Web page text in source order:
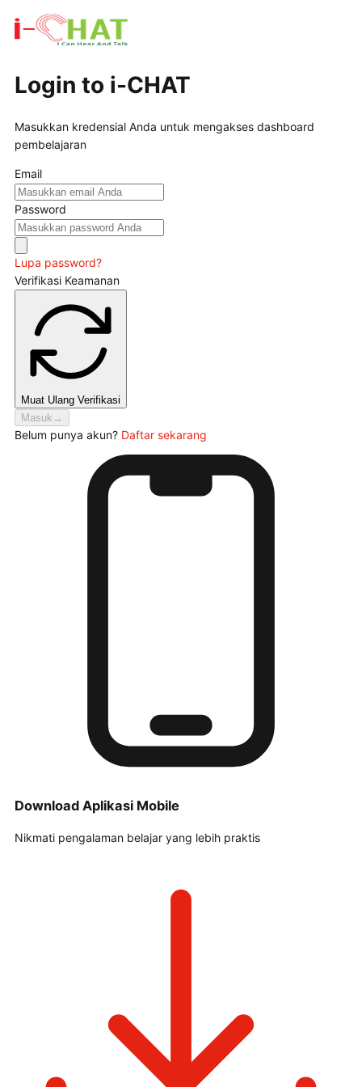
Login to i-CHAT
Masukkan kredensial Anda untuk mengakses dashboard
pembelajaran
Email
Password
Lupa password?
Verifikasi Keamanan
Muat Ulang Verifikasi
Masuk →
Belum punya akun? Daftar sekarang
Download Aplikasi Mobile
Nikmati pengalaman belajar yang lebih praktis